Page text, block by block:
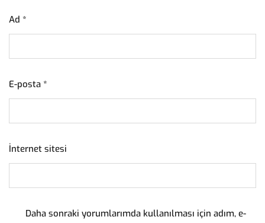
Ad *
E-posta *
İnternet sitesi
Daha sonraki yorumlarımda kullanılması için adım, e-